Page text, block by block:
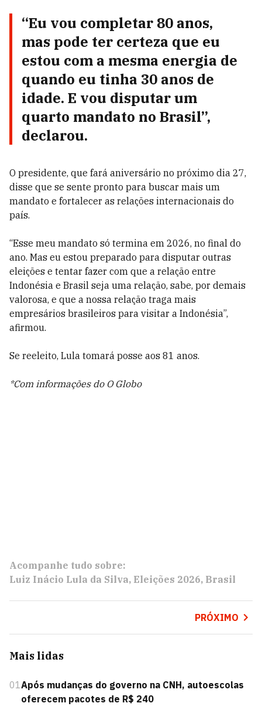
“Eu vou completar 80 anos,
mas pode ter certeza que eu
estou com a mesma energia de
quando eu tinha 30 anos de
idade. E vou disputar um
quarto mandato no Brasil”,
declarou.
O presidente, que fará aniversário no próximo dia 27,
disse que se sente pronto para buscar mais um
mandato e fortalecer as relações internacionais do
país.
“Esse meu mandato só termina em 2026, no final do
ano. Mas eu estou preparado para disputar outras
eleições e tentar fazer com que a relação entre
Indonésia e Brasil seja uma relação, sabe, por demais
valorosa, e que a nossa relação traga mais
empresários brasileiros para visitar a Indonésia”,
afirmou.
Se reeleito, Lula tomará posse aos 81 anos.
*Com informações do O Globo
Acompanhe tudo sobre:
Luiz Inácio Lula da Silva Eleições 2026 Brasil
PRÓXIMO
Mais lidas
01Após mudanças do governo na CNH, autoescolas
oferecem pacotes de R$ 240